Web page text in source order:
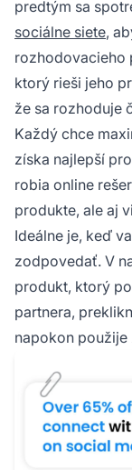
predtým sa
sociálne siete,
rozhodovacieho
ktorý rieši jeho
že sa rozhoduje
Každý chce
získa najlepší
robia online
produkte, ale aj
Ideálne je, keď
zodpovedať. V
produkt, ktorý
partnera,
napokon